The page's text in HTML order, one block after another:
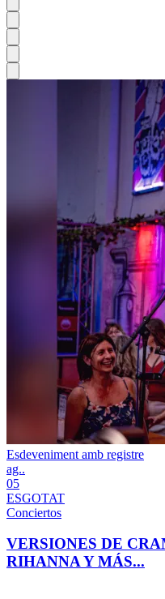
Esdeveniment amb registre
ag..
05
ESGOTAT
Conciertos
VERSIONES DE
RIHANNA Y MÁS...